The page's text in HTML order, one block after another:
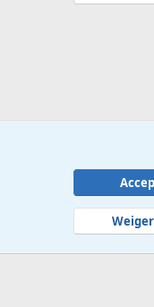
Voorwaarden en regels